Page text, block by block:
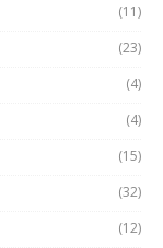
(11)
(23)
(4)
(4)
(15)
(32)
(12)